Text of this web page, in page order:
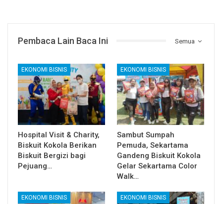
Semua
Pembaca Lain Baca Ini
EKONOMI BISNIS
Hospital Visit & Charity,
Biskuit Kokola Berikan
Biskuit Bergizi bagi
Pejuang…
EKONOMI BISNIS
Sambut Sumpah
Pemuda, Sekartama
Gandeng Biskuit Kokola
Gelar Sekartama Color
Walk…
EKONOMI BISNIS EKONOMI BISNIS